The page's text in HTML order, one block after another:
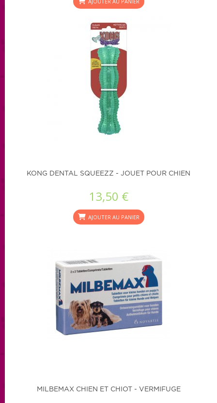
KONG DENTAL SQUEEZZ - JOUET POUR CHIEN
13,50 €
AJOUTER AU PANIER
MILBEMAX CHIEN ET CHIOT - VERMIFUGE